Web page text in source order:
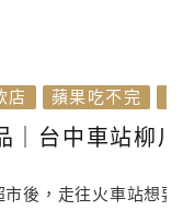
店 蘋果吃不完
｜台中車站柳
後，走往火車站想